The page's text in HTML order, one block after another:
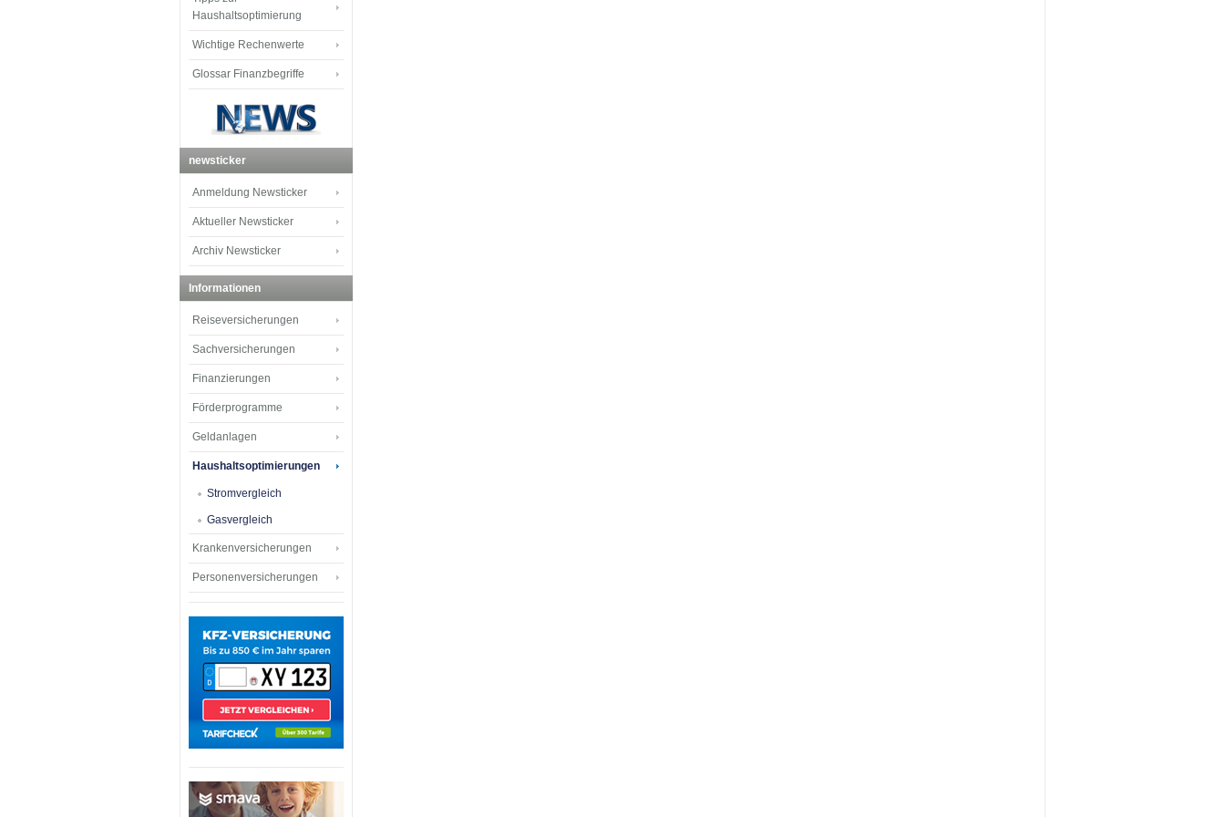
Haushaltsoptimierung
Wichtige Rechenwerte
Glossar Finanzbegriffe
newsticker
Anmeldung Newsticker
Aktueller Newsticker
Archiv Newsticker
Informationen
Reiseversicherungen
Sachversicherungen
Finanzierungen
Förderprogramme
Geldanlagen
Haushaltsoptimierungen
Stromvergleich
Gasvergleich
Krankenversicherungen
Personenversicherungen